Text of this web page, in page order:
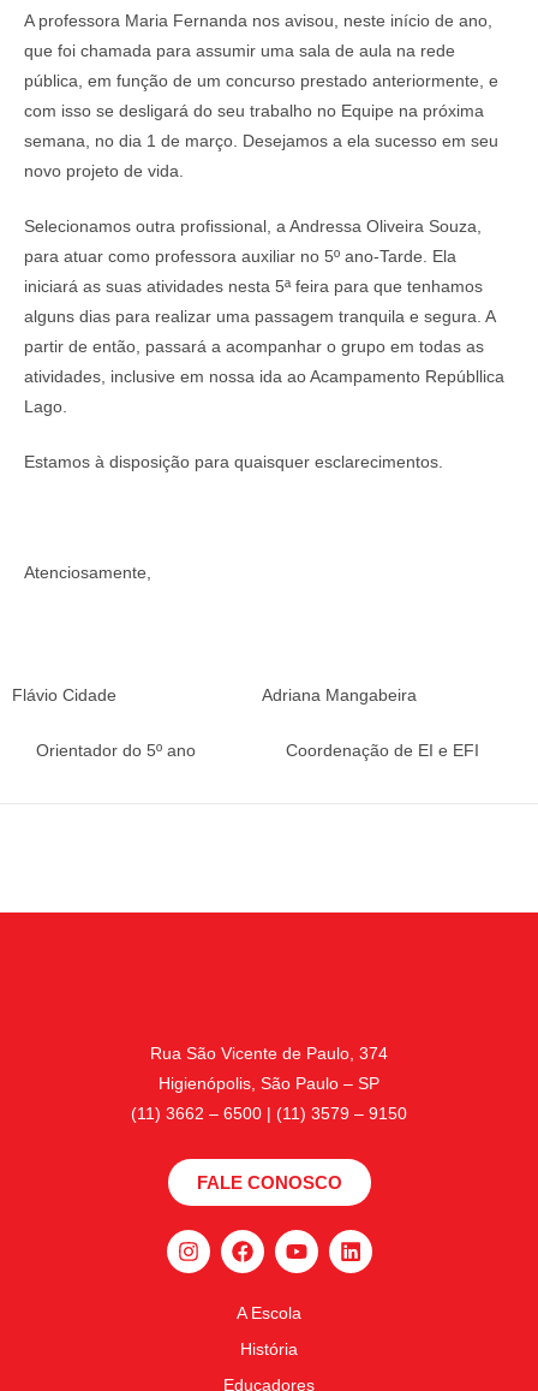
A professora Maria Fernanda nos avisou, neste início de ano,
que foi chamada para assumir uma sala de aula na rede
pública, em função de um concurso prestado anteriormente, e
com isso se desligará do seu trabalho no Equipe na próxima
semana, no dia 1 de março. Desejamos a ela sucesso em seu
novo projeto de vida.
Selecionamos outra profissional, a Andressa Oliveira Souza,
para atuar como professora auxiliar no 5º ano-Tarde. Ela
iniciará as suas atividades nesta 5ª feira para que tenhamos
alguns dias para realizar uma passagem tranquila e segura. A
partir de então, passará a acompanhar o grupo em todas as
atividades, inclusive em nossa ida ao Acampamento Repúbllica
Lago.
Estamos à disposição para quaisquer esclarecimentos.
Atenciosamente,
Flávio Cidade
Orientador do 5º ano
Adriana Mangabeira
Coordenação de EI e EFI
Rua São Vicente de Paulo, 374
Higienópolis, São Paulo – SP
(11) 3662 – 6500 | (11) 3579 – 9150
FALE CONOSCO
A Escola
História
Educadores